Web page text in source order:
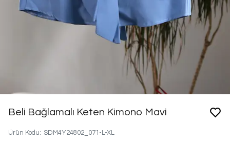
Beli Bağlamalı Keten Kimono Mavi
Ürün Kodu: SDM4Y24802_071-L-XL